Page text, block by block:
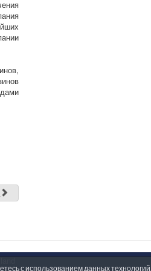
с использованием данных технологий.